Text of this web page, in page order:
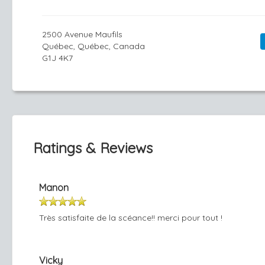
2500 Avenue Maufils
Québec, Québec, Canada
G1J 4K7
Ratings & Reviews
Manon
Très satisfaite de la scéance!! merci pour tout !
Vicky